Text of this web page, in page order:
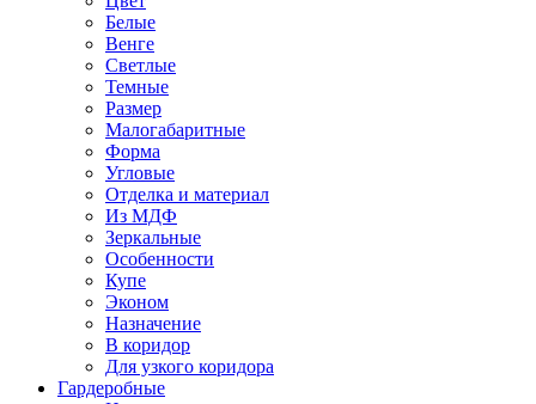
Белые
Венге
Светлые
Темные
Размер
Малогабаритные
Форма
Угловые
Отделка и материал
Из МДФ
Зеркальные
Особенности
Купе
Эконом
Назначение
В коридор
Для узкого коридора
Гардеробные